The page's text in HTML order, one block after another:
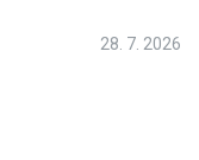
28. 7. 2026